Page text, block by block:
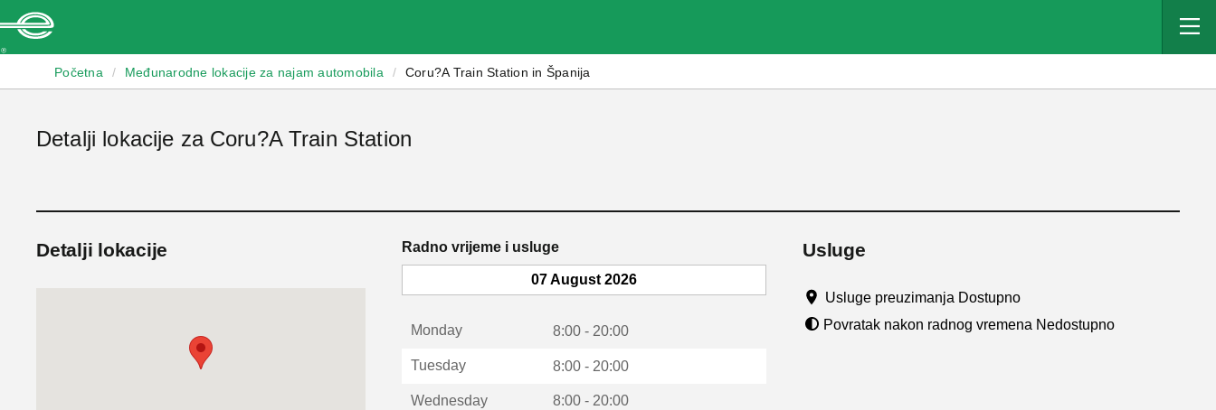
Početna / Međunarodne lokacije za najam automobila / Coru?A Train Station in Španija
Detalji lokacije za Coru?A Train Station
Detalji lokacije Radno vrijeme i usluge
07 August 2026
Monday 8:00 - 20:00
Tuesday 8:00 - 20:00
Wednesday 8:00 - 20:00
Usluge
Usluge preuzimanja Dostupno
Povratak nakon radnog vremena Nedostupno